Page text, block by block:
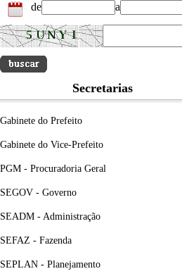
de a
Secretarias
Gabinete do Prefeito
Gabinete do Vice-Prefeito
PGM - Procuradoria Geral
SEGOV - Governo
SEADM - Administração
SEFAZ - Fazenda
SEPLAN - Planejamento